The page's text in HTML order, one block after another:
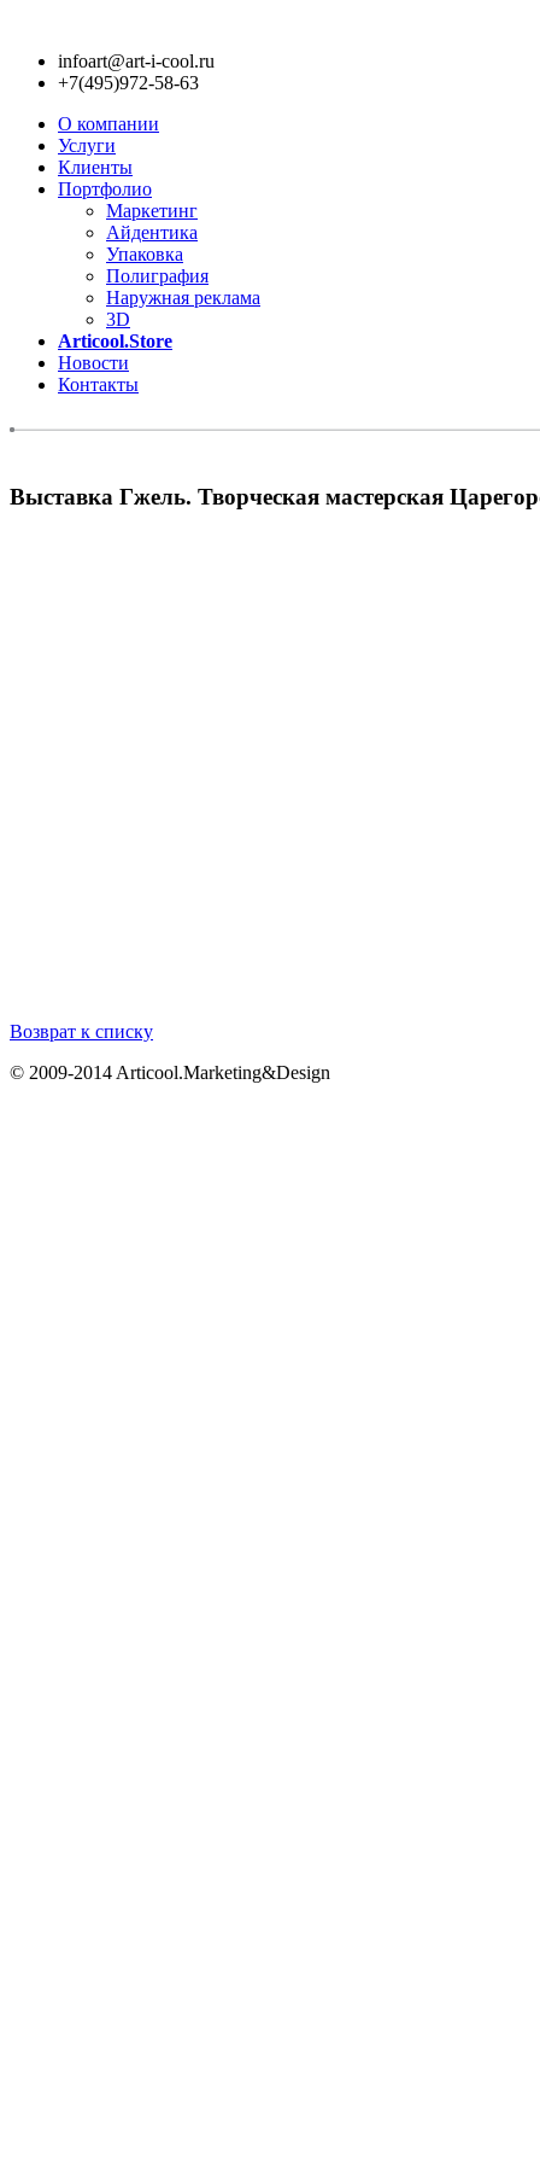
infoart@art-i-cool.ru
+7(495)972-58-63
О компании
Услуги
Клиенты
Портфолио
Маркетинг
Айдентика
Упаковка
Полиграфия
Наружная реклама
3D
Articool.Store
Новости
Контакты
Выставка Гжель. Творческая мастерская
Возврат к списку
© 2009-2014 Articool.Marketing&Design